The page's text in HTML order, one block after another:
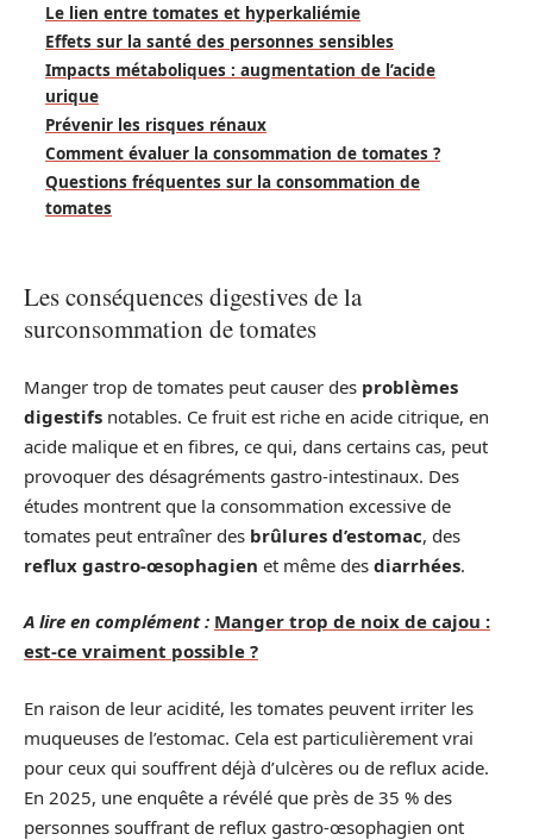
Le lien entre tomates et hyperkaliémie
Effets sur la santé des personnes sensibles
Impacts métaboliques : augmentation de l’acide
urique
Prévenir les risques rénaux
Comment évaluer la consommation de tomates ?
Questions fréquentes sur la consommation de
tomates
Les conséquences digestives de la
surconsommation de tomates
Manger trop de tomates peut causer des problèmes
digestifs notables. Ce fruit est riche en acide citrique, en
acide malique et en fibres, ce qui, dans certains cas, peut
provoquer des désagréments gastro-intestinaux. Des
études montrent que la consommation excessive de
tomates peut entraîner des brûlures d’estomac, des
reflux gastro-œsophagien et même des diarrhées.
A lire en complément : Manger trop de noix de cajou :
est-ce vraiment possible ?
En raison de leur acidité, les tomates peuvent irriter les
muqueuses de l’estomac. Cela est particulièrement vrai
pour ceux qui souffrent déjà d’ulcères ou de reflux acide.
En 2025, une enquête a révélé que près de 35 % des
personnes souffrant de reflux gastro-œsophagien ont